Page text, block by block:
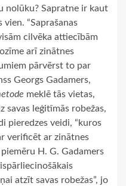
nolūku? Sapratne ir kaut
vien. “Saprašanas
cilvēka attiecībām
arī zinātnes
pārvērst to par
Georgs Gadamers,
meklē tās vietas,
savas leģitīmās robežas,
pieredzes veidi, “kuros
verificēt ar zinātnes
H. G. Gadamers
atzīt savas robežas”, jo